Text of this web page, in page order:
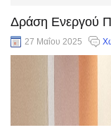
Δράση Ενεργού
27 Μαΐου 2025